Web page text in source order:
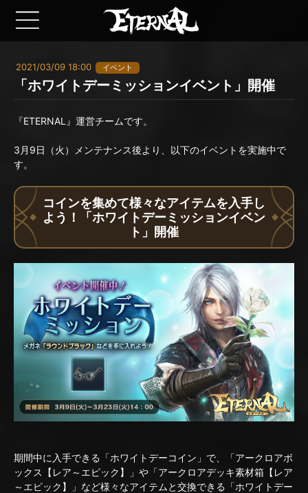
2021/03/09 18:00 イベント
「ホワイトデーミッションイベント」開催
『ETERNAL』運営チームです。
3月9日（火）メンテナンス後より、以下のイベントを実施中で
す。
コインを集めて様々なアイテムを入手し
よう！「ホワイトデーミッションイベン
ト」開催
期間中に入手できる「ホワイトデーコイン」で、「アークロアボ
ックス【レア～エピック】」や「アークロアデッキ素材箱【レア
～エピック】」など様々なアイテムと交換できる「ホワイトデー